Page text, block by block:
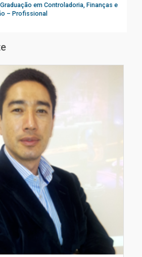
em Controladoria, Finanças e
– Profissional